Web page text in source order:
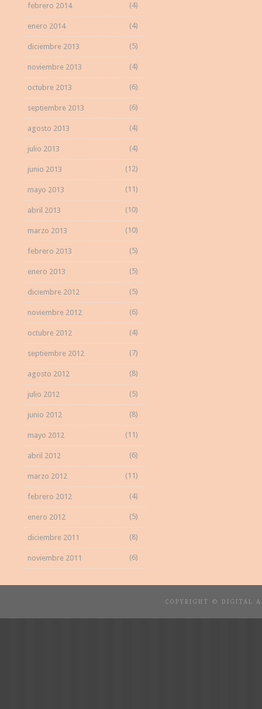
febrero 2014 (4)
enero 2014 (4)
diciembre 2013 (5)
noviembre 2013 (4)
octubre 2013 (6)
septiembre 2013 (6)
agosto 2013 (4)
julio 2013 (4)
junio 2013 (12)
mayo 2013 (11)
abril 2013 (10)
marzo 2013 (10)
febrero 2013 (5)
enero 2013 (5)
diciembre 2012 (5)
noviembre 2012 (6)
octubre 2012 (4)
septiembre 2012 (7)
agosto 2012 (8)
julio 2012 (5)
junio 2012 (8)
mayo 2012 (11)
abril 2012 (6)
marzo 2012 (11)
febrero 2012 (4)
enero 2012 (5)
diciembre 2011 (8)
noviembre 2011 (6)
COPYRIGHT © DIGITAL